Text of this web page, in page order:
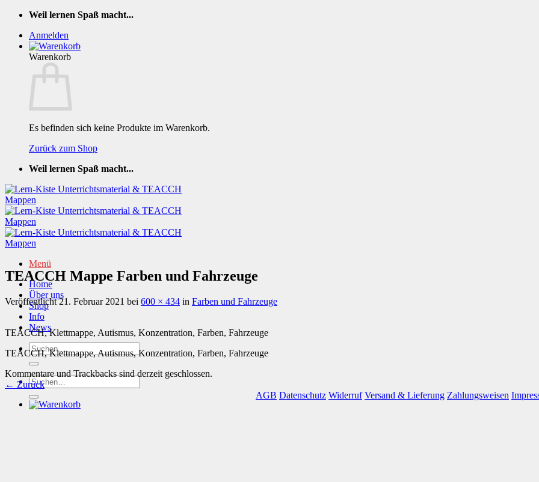
Zum
springen
Weil lernen Spaß macht...
Anmelden
Warenkorb
Es befinden sich keine Produkte im Warenkorb.
Zurück zum Shop
Weil lernen Spaß macht...
Menü
Home
Über uns
Shop
Info
News
Suchen
nach:
Suchen
nach:
TEACCH Mappe Farben und Fahrzeuge
Veröffentlicht21. Februar 2021 bei 600 × 434 in Farben und Fahrzeuge
TEACCH, Klettmappe, Autismus, Konzentration, Farben, Fahrzeuge
TEACCH, Klettmappe, Autismus, Konzentration, Farben, Fahrzeuge
Kommentare und Trackbacks sind derzeit geschlossen.
← Zurück
AGB Datenschutz Widerruf Versand & Lieferung Zahlungsweisen